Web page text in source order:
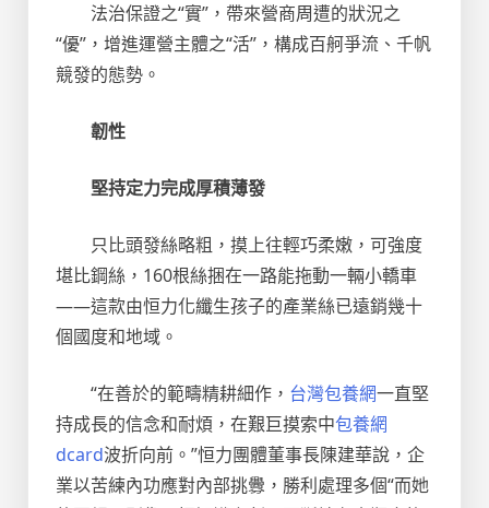
法治保證之“實”，帶來營商周遭的狀況之
“優”，增進運營主體之“活”，構成百舸爭流、千帆
競發的態勢。
韌性
堅持定力完成厚積薄發
只比頭發絲略粗，摸上往輕巧柔嫩，可強度
堪比鋼絲，160根絲捆在一路能拖動一輛小轎車
——這款由恒力化纖生孩子的產業絲已遠銷幾十
個國度和地域。
“在善於的範疇精耕細作， 台灣包養網一直堅
持成長的信念和耐煩，在艱巨摸索中包養網
dcard波折向前。”恒力團體董事長陳建華說，企
業以苦練內功應對內部挑釁，勝利處理多個“而她